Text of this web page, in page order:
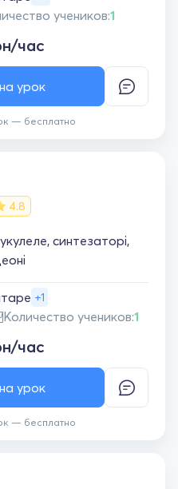
учеников:1
час
— бесплатно
урок
4.8
синтезаторі,
+1
Количество учеников:1
час
— бесплатно
урок